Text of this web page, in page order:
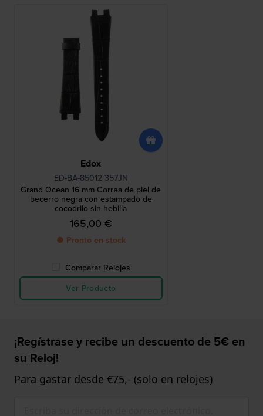
Edox
ED-BA-85012 357JN
Grand Ocean 16 mm Correa de piel de
becerro negra con estampado de
cocodrilo sin hebilla
165,00 €
● Pronto en stock
Comparar Relojes
Ver Producto
¡Regístrase y recibe un descuento de 5€ en
su Reloj!
Para gastar desde €75,- (solo en relojes)